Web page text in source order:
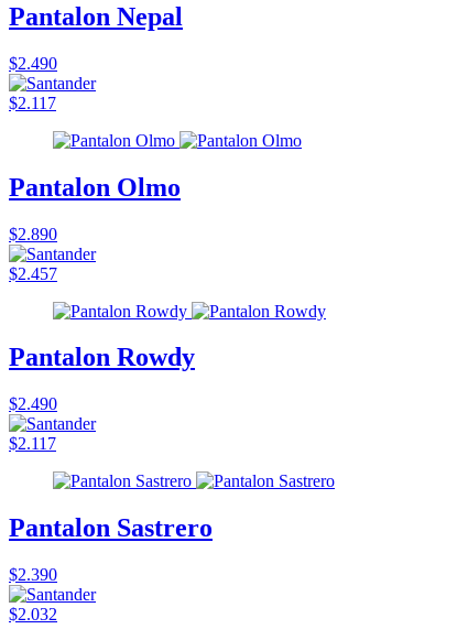
Pantalon Nepal
$2.490
$2.117
Pantalon Olmo
$2.890
$2.457
Pantalon Rowdy
$2.490
$2.117
Pantalon Sastrero
$2.390
$2.032